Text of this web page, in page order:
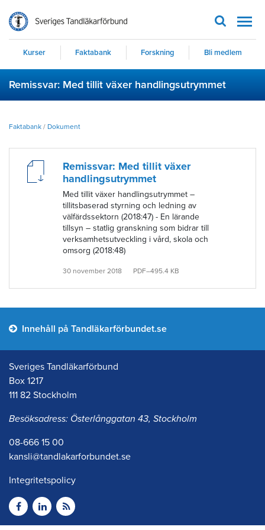
Kurser Faktabank Forskning Bli medlem
Remissvar: Med tillit växer handlingsutrymmet
Faktabank / Dokument
Remissvar: Med tillit växer
handlingsutrymmet
Med tillit växer handlingsutrymmet –
tillitsbaserad styrning och ledning av
välfärdssektorn (2018:47) - En lärande
tillsyn – statlig granskning som bidrar till
verksamhetsutveckling i vård, skola och
omsorg (2018:48)
30 november 2018 PDF–495.4 KB
Innehåll på Tandläkarförbundet.se
Sveriges Tandläkarförbund
Box 1217
111 82 Stockholm
Besöksadress: Österlånggatan 43, Stockholm
08-666 15 00
kansli@tandlakarforbundet.se
Integritetspolicy